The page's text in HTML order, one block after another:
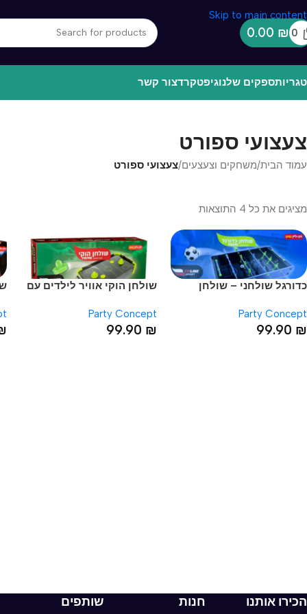
Skip to main content
0
0.00 ₪
עיצוב ואבזור הבית
ספקים שלנוגיפטקרדצור קשר
צעצועי ספורט
עמוד הבית/משחקים וצעצעים/צעצועי ספורט
מציגים את כל ⁦4⁩ התוצאות
כדורגל שולחני – שולחן
ידיות אחיזה שאינן מחליקות
Party Concept
99.90 ₪
שולחן הוקי אוויר לילדים עם
Party Concept
99.90 ₪
הכירו אותנו חנות שותפים